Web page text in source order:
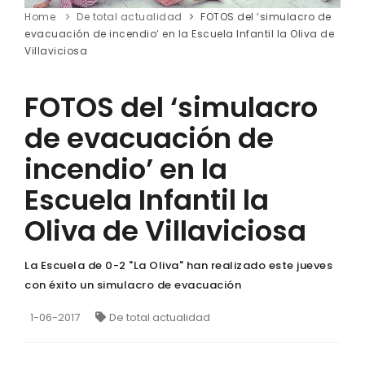
Home De total actualidad
FOTOS del ‘simulacro de
evacuación de incendio’ en la Escuela Infantil la Oliva de
Villaviciosa
FOTOS del ‘simulacro
de evacuación de
incendio’ en la
Escuela Infantil la
Oliva de Villaviciosa
La Escuela de 0-2 "La Oliva" han realizado este jueves
con éxito un simulacro de evacuación
1-06-2017 De total actualidad